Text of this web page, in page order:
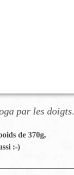
par les doigts.
de 370g,
:-)